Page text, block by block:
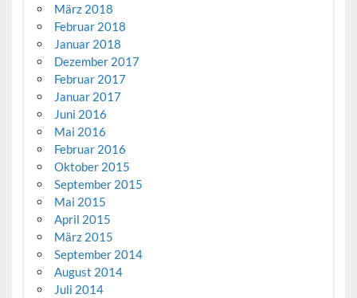
März 2018
Februar 2018
Januar 2018
Dezember 2017
Februar 2017
Januar 2017
Juni 2016
Mai 2016
Februar 2016
Oktober 2015
September 2015
Mai 2015
April 2015
März 2015
September 2014
August 2014
Juli 2014